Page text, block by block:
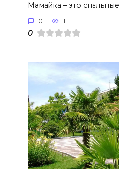
Мамайка – это спальные
0 1
0